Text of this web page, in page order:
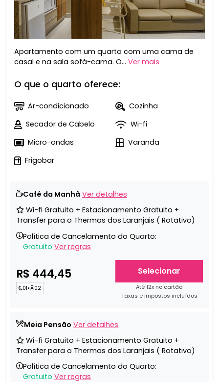
Apartamento com um quarto com uma cama de
casal e na sala sofá-cama. O... Ver mais
O que o quarto oferece:
Ar-condicionado
Cozinha
Secador de Cabelo
Wi-fi
Micro-ondas
Varanda
Frigobar
Café da Manhã Ver detalhes
Wi-fi Gratuito + Estacionamento Gratuito +
Transfer para o Thermas dos Laranjais ( Rotativo)
Política de Cancelamento do Quarto:
Gratuito Ver regras
R$ 444,45
01• 02
Selecionar
Até 12x no cartão
Taxas e impostos incluídos
Meia Pensão Ver detalhes
Wi-fi Gratuito + Estacionamento Gratuito +
Transfer para o Thermas dos Laranjais ( Rotativo)
Política de Cancelamento do Quarto:
Gratuito Ver regras